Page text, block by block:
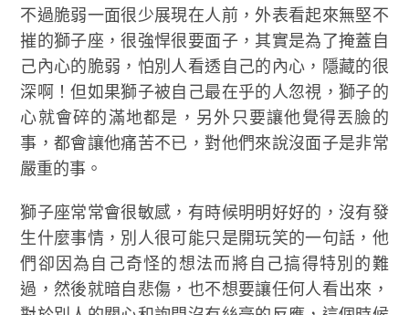
不過脆弱一面很少展現在人前，外表看起來無堅不
摧的獅子座，很強悍很要面子，其實是為了掩蓋自
己內心的脆弱，怕別人看透自己的內心，隱藏的很
深啊！但如果獅子被自己最在乎的人忽視，獅子的
心就會碎的滿地都是，另外只要讓他覺得丟臉的
事，都會讓他痛苦不已，對他們來說沒面子是非常
嚴重的事。
獅子座常常會很敏感，有時候明明好好的，沒有發
生什麼事情，別人很可能只是開玩笑的一句話，他
們卻因為自己奇怪的想法而將自己搞得特別的難
過，然後就暗自悲傷，也不想要讓任何人看出來，